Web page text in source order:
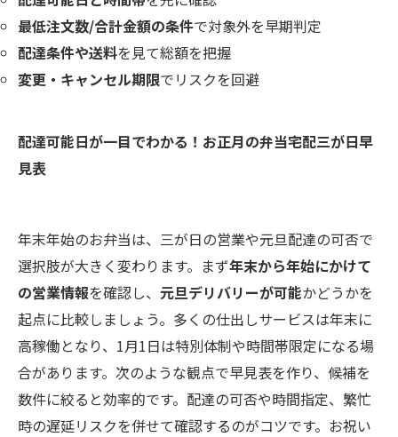
最低注文数/合計金額の条件で対象外を早期判定
配達条件や送料を見て総額を把握
変更・キャンセル期限でリスクを回避
配達可能日が一目でわかる！お正月の弁当宅配三が日早
見表
年末年始のお弁当は、三が日の営業や元旦配達の可否で
選択肢が大きく変わります。まず年末から年始にかけて
の営業情報を確認し、 元旦デリバリーが可能かどうかを
起点に比較しましょう。多くの仕出しサービスは年末に
高稼働となり、1月1日は特別体制や時間帯限定になる場
合があります。次のような観点で早見表を作り、候補を
数件に絞ると効率的です。配達の可否や時間指定、繁忙
時の遅延リスクを併せて確認するのがコツです。お祝い